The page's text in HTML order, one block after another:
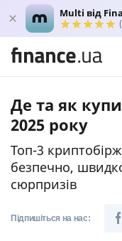
Multi від
Де та як
2025 року
Топ-3
безпечно,
сюрпризів
Підпишіться на нас: